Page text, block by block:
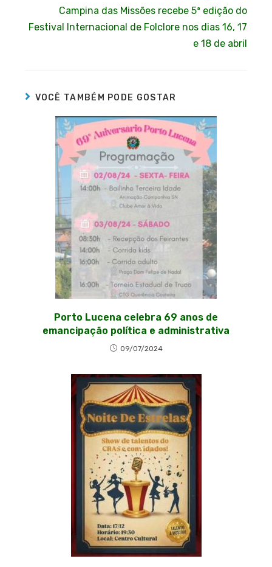
Campina das Missões recebe 5ª edição do
Festival Internacional de Folclore nos dias 16, 17
e 18 de abril
VOCÊ TAMBÉM PODE GOSTAR
Porto Lucena celebra 69 anos de
emancipação política e administrativa
09/07/2024